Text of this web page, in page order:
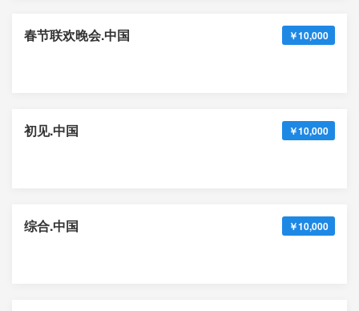
春节联欢晚会.中国 ￥10,000
初见.中国 ￥10,000
综合.中国 ￥10,000